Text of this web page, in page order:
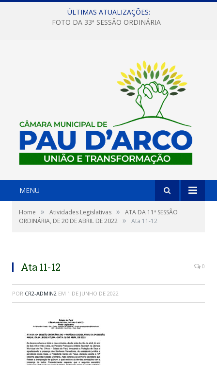
ÚLTIMAS ATUALIZAÇÕES:
FOTO DA 33ª SESSÃO ORDINÁRIA
MENU
Home » Atividades Legislativas »
ATA DA 11ª SESSÃO
ORDINÁRIA, DE 20 DE ABRIL DE 2022 » Ata 11-12
Ata 11-12 0
POR CR2-ADMIN2 EM 1 DE JUNHO DE 2022